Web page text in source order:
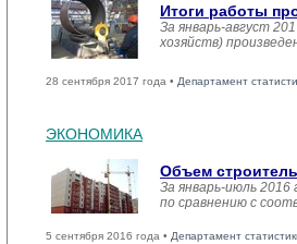
Итоги работы
За январь-август
хозяйств)
28 сентября 2017 года • Департамент
ЭКОНОМИКА
Объем
За январь-июль
по сравнению с
5 сентября 2016 года • Департамент